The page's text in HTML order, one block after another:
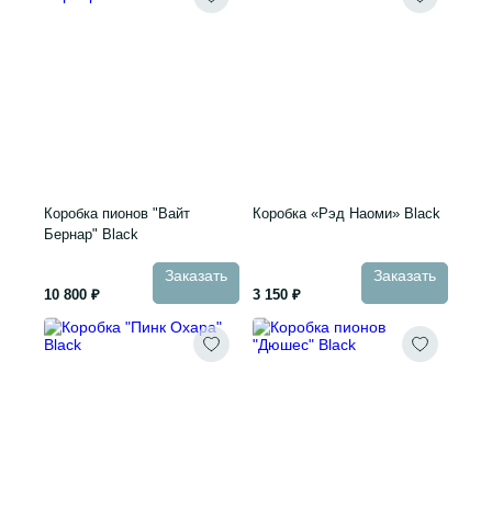
Коробка пионов "Вайт
Бернар" Black
10 800 ₽
Заказать
Коробка «Рэд Наоми» Black
3 150 ₽
Заказать